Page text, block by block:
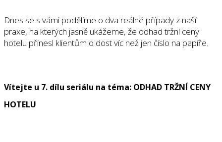
Dnes se s vámi podělíme o dva reálné případy z naší
praxe, na kterých jasně ukážeme, že odhad tržní ceny
hotelu přinesl klientům o dost víc než jen číslo na papíře.
Vítejte u 7. dílu seriálu na téma: ODHAD TRŽNÍ CENY
HOTELU